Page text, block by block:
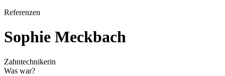
Referenzen
Sophie Meckbach
Zahntechnikerin
Was war?